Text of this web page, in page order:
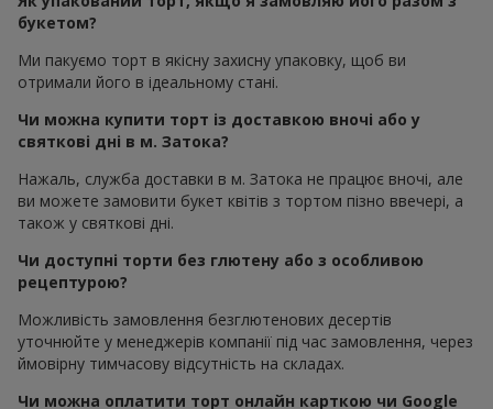
букетом?
Ми пакуємо торт в якісну захисну упаковку, щоб ви
отримали його в ідеальному стані.
Чи можна купити торт із доставкою вночі або у
святкові дні в м. Затока?
Нажаль, служба доставки в м. Затока не працює вночі, але
ви можете замовити букет квітів з тортом пізно ввечері, а
також у святкові дні.
Чи доступні торти без глютену або з особливою
рецептурою?
Можливість замовлення безглютенових десертів
уточнюйте у менеджерів компанії під час замовлення, через
ймовірну тимчасову відсутність на складах.
Чи можна оплатити торт онлайн карткою чи Google